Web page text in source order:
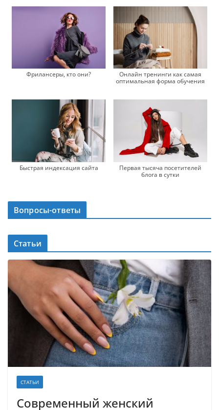
Фрилансеры, кто они?
Онлайн тренинги как самая
оптимальная форма обучения
Быстрая индексация сайта
Первая тысяча посетителей
блога в сутки
Вопросы-ответы
Статьи
СТАТЬИ
Современный женский